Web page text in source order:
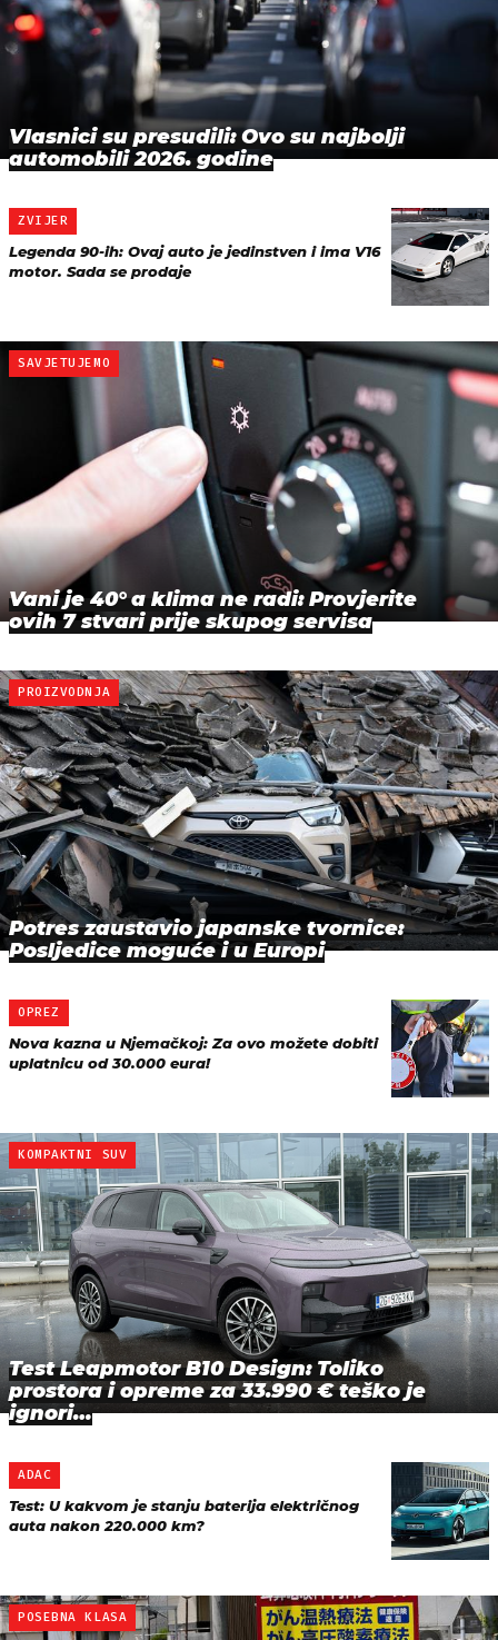
Vlasnici su presudili: Ovo su najbolji
automobili 2026. godine
ZVIJER
Legenda 90-ih: Ovaj auto je jedinstven i ima V16
motor. Sada se prodaje
SAVJETUJEMO
Vani je 40° a klima ne radi: Provjerite
ovih 7 stvari prije skupog servisa
PROIZVODNJA
Potres zaustavio japanske tvornice:
Posljedice moguće i u Europi
OPREZ
Nova kazna u Njemačkoj: Za ovo možete dobiti
uplatnicu od 30.000 eura!
KOMPAKTNI SUV
Test Leapmotor B10 Design: Toliko
prostora i opreme za 33.990 € teško je
ignori…
ADAC
Test: U kakvom je stanju baterija električnog
auta nakon 220.000 km?
POSEBNA KLASA